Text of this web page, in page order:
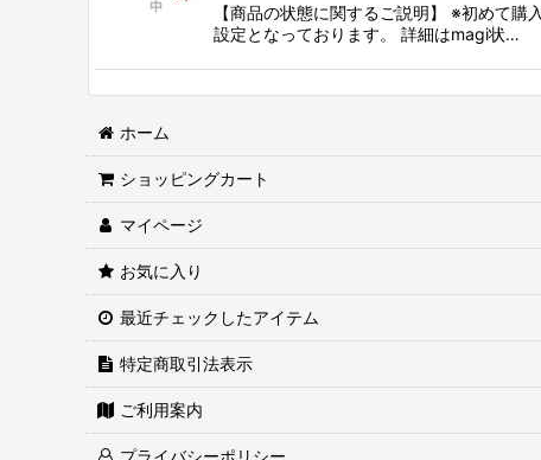
【商品の状態に関するご説明】 ※初めて
設定となっております。 詳細はmagi状…
ホーム
ショッピングカート
マイページ
お気に入り
最近チェックしたアイテム
特定商取引法表示
ご利用案内
プライバシーポリシー